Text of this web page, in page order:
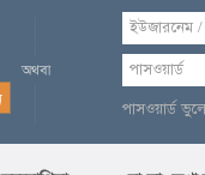
পাসওয়ার্ড